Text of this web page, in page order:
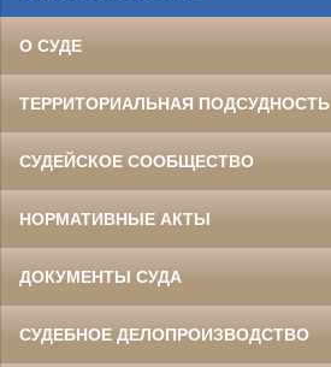
О СУДЕ
ТЕРРИТОРИАЛЬНАЯ ПОДСУДНОСТЬ
СУДЕЙСКОЕ СООБЩЕСТВО
НОРМАТИВНЫЕ АКТЫ
ДОКУМЕНТЫ СУДА
СУДЕБНОЕ ДЕЛОПРОИЗВОДСТВО